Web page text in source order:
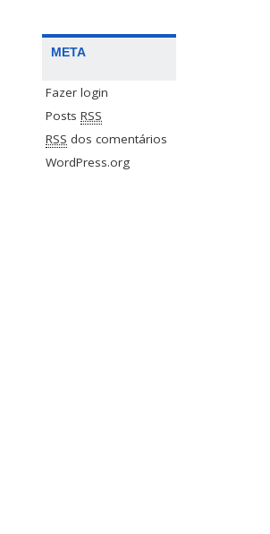
META
Fazer login
Posts RSS
RSS dos comentários
WordPress.org